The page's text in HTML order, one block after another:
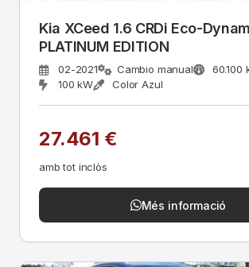
Kia XCeed 1.6 CRDi Eco-
PLATINUM EDITION
02-2021 Cambio manual 60.100
100 kW
Color Azul
27.461 €
amb tot inclòs
Més informació